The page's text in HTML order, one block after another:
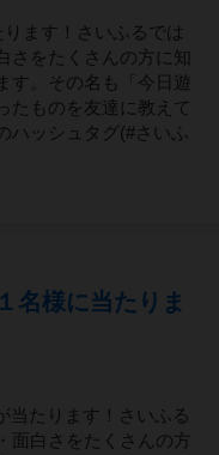
ます！さいふるでは
さをたくさんの方に知
す。その名も「今日遊
たものを友達に教えて
ハッシュタグ(#さいふ
名様に当たりま
当たります！さいふる
面白さをたくさんの方